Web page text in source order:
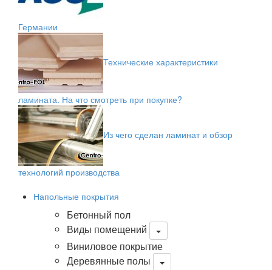
Германии
Технические характеристики
ламината. На что смотреть при покупке?
Из чего сделан ламинат и обзор
технологий производства
Напольные покрытия
Бетонный пол
Виды помещений
Виниловое покрытие
Деревянные полы